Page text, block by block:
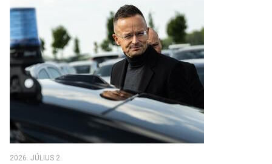
2026. JÚLIUS 2.